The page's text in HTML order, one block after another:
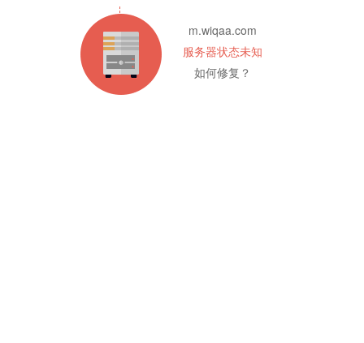
m.wiqaa.com
服务器状态未知
如何修复？